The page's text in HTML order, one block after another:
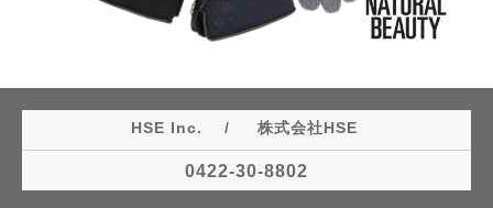
HSE Inc. / 株式会社HSE
0422-30-8802